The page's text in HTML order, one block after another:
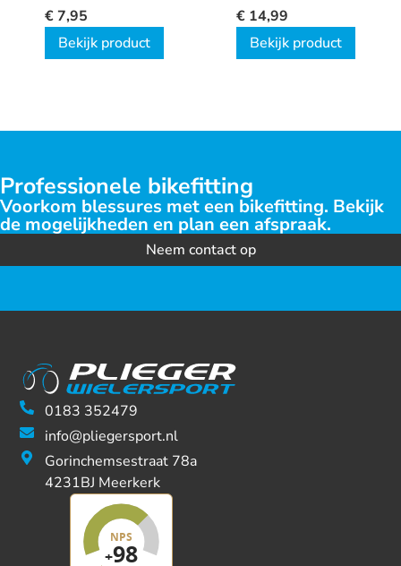
steekas
€7,95
Bekijk product
Spray 400ml
€ 14,99
Bekijk product
Professionele bikefitting
Voorkom blessures met een bikefitting. Bekijk
de mogelijkheden en plan een afspraak.
Neem contact op
0183 352479
info@pliegersport.nl
Gorinchemsestraat 78a
4231BJ Meerkerk